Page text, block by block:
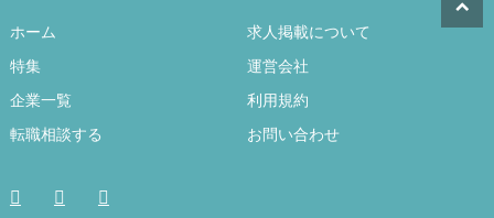
ホーム
特集
企業一覧
転職相談する
求人掲載について
運営会社
利用規約
お問い合わせ